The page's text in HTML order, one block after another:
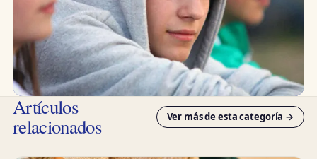
Artículos
relacionados Ver más de esta categoría →